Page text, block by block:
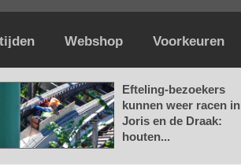
Webshop Voorkeuren
Efteling-bezoekers
kunnen weer racen in
Joris en de Draak:
houten...